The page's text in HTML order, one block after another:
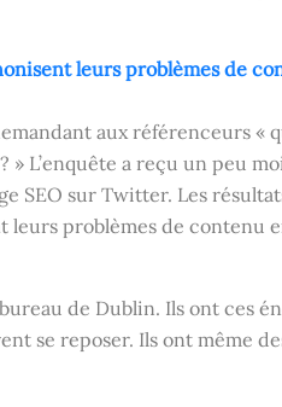
leurs problèmes de
aux référenceurs «
L’enquête a reçu un peu
SEO sur Twitter. Les
problèmes de contenu
de Dublin. Ils ont ces
se reposer. Ils ont même